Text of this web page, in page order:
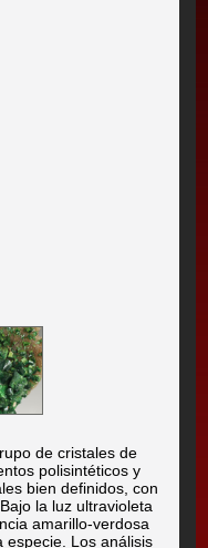
de cristales de
polisintéticos y
bien definidos, con
la luz ultravioleta
amarillo-verdosa
especie. Los análisis